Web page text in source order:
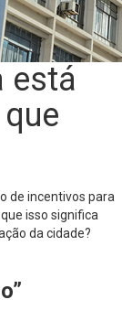
está
de incentivos para
isso significa
da cidade?